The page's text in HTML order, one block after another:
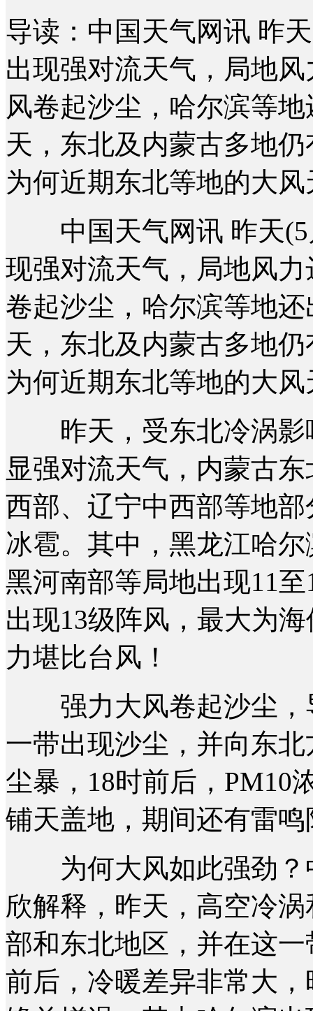
导读：中国天气网讯 昨
出现强对流天气，局地
风卷起沙尘，哈尔滨等
天，东北及内蒙古多地
为何近期东北等地的大
中国天气网讯 昨天(5
现强对流天气，局地风
卷起沙尘，哈尔滨等地
天，东北及内蒙古多地
为何近期东北等地的大
昨天，受东北冷涡影
显强对流天气，内蒙古
西部、辽宁中西部等地
冰雹。其中，黑龙江哈
黑河南部等局地出现11
出现13级阵风，最大为
力堪比台风！
强力大风卷起沙尘，
一带出现沙尘，并向东
尘暴，18时前后，PM10
铺天盖地，期间还有雷鸣
为何大风如此强劲？
欣解释，昨天，高空冷
部和东北地区，并在这
前后，冷暖差异非常大